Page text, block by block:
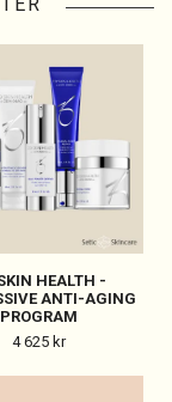
HEALTH -
ANTI-AGING
PROGRAM
4 625 kr